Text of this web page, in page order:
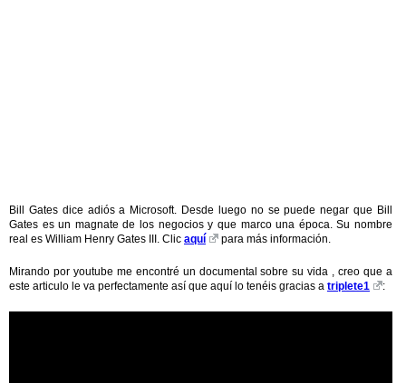
Bill Gates dice adiós a Microsoft. Desde luego no se puede negar que Bill
Gates es un magnate de los negocios y que marco una época. Su nombre
real es William Henry Gates III. Clic aquí para más información.
Mirando por youtube me encontré un documental sobre su vida , creo que a
este articulo le va perfectamente así que aquí lo tenéis gracias a triplete1 :